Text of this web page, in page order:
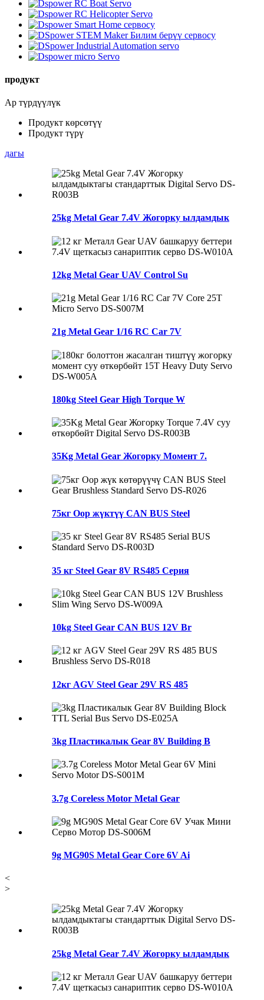
продукт
Ар түрдүүлүк
Продукт көрсөтүү
Продукт түрү
дагы
25kg Metal Gear 7.4V Жогорку ылдамдык
12kg Metal Gear UAV Control Su
21g Metal Gear 1/16 RC Car 7V
180kg Steel Gear High Torque W
35Kg Metal Gear Жогорку Момент 7.
75кг Оор жүктүү CAN BUS Steel
35 кг Steel Gear 8V RS485 Серия
10kg Steel Gear CAN BUS 12V Br
12кг AGV Steel Gear 29V RS 485
3kg Пластикалык Gear 8V Building B
3.7g Coreless Motor Metal Gear
9g MG90S Metal Gear Core 6V Ai
<
>
25kg Metal Gear 7.4V Жогорку ылдамдык